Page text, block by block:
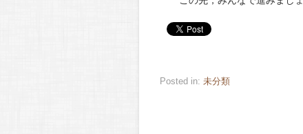
Posted in: 未分類